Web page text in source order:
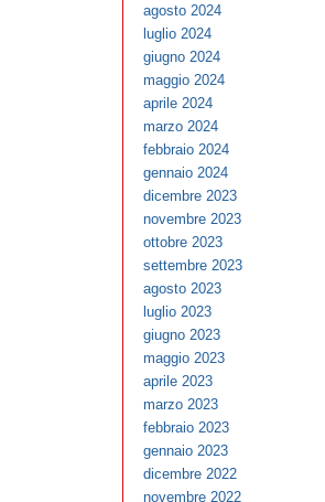
agosto 2024
luglio 2024
giugno 2024
maggio 2024
aprile 2024
marzo 2024
febbraio 2024
gennaio 2024
dicembre 2023
novembre 2023
ottobre 2023
settembre 2023
agosto 2023
luglio 2023
giugno 2023
maggio 2023
aprile 2023
marzo 2023
febbraio 2023
gennaio 2023
dicembre 2022
novembre 2022